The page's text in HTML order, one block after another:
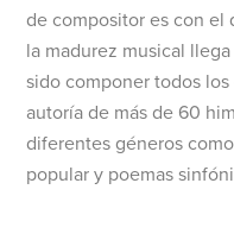
de compositor es con el
la madurez musical
sido componer todos
autoría de más de 60
diferentes géneros
popular y poemas